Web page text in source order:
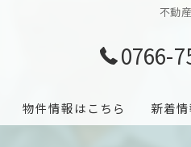
不動
0766-
物件情報はこちら 新着